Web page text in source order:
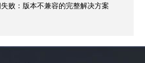
败：版本不兼容的完整解决方案